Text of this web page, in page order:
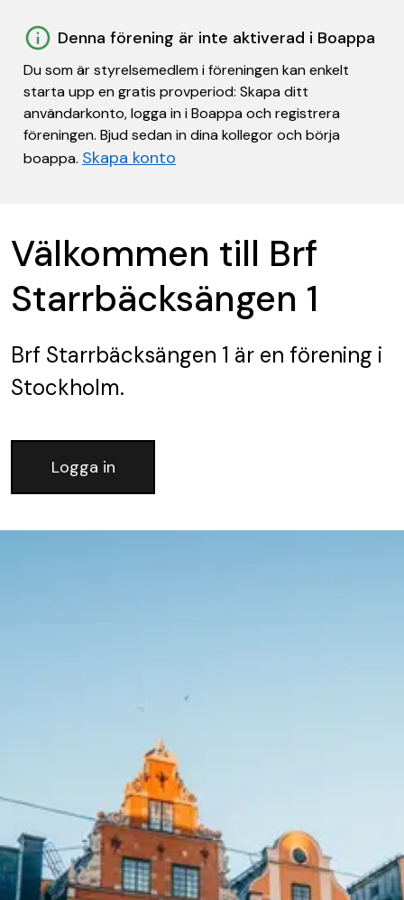
Denna förening är inte aktiverad i Boappa
Du som är styrelsemedlem i föreningen kan enkelt
starta upp en gratis provperiod: Skapa ditt
användarkonto, logga in i Boappa och registrera
föreningen. Bjud sedan in dina kollegor och börja
boappa. Skapa konto
Välkommen till Brf
Starrbäcksängen 1
Brf Starrbäcksängen 1 är en förening i
Stockholm.
Logga in